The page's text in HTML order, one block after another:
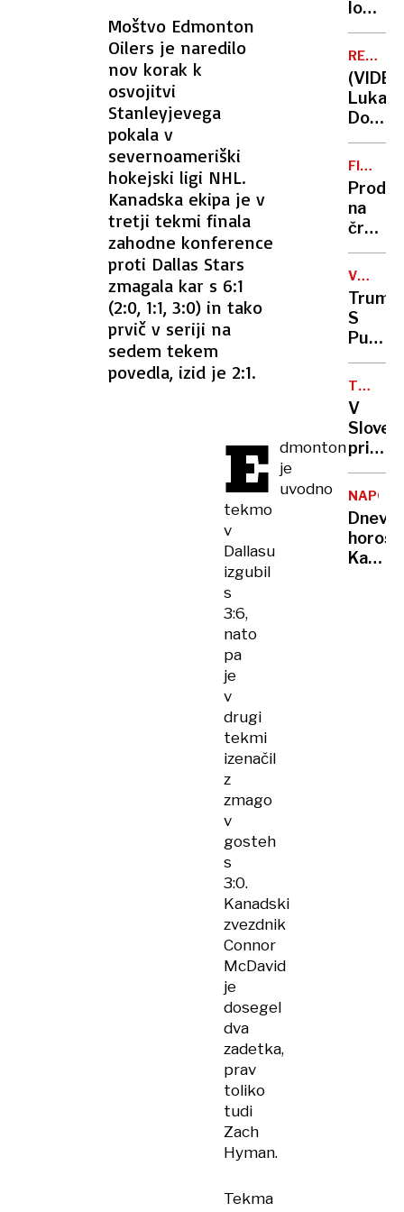
Moštvo Edmonton
Oilers je naredilo
nov korak k
osvojitvi
Stanleyjevega
pokala v
severnoameriški
hokejski ligi NHL.
Kanadska ekipa je v
tretji tekmi finala
zahodne konference
proti Dallas Stars
zmagala kar s 6:1
(2:0, 1:1, 3:0) in tako
prvič v seriji na
sedem tekem
povedla, izid je 2:1.
E dmonton
je
uvodno
tekmo
v
Dallasu
izgubil
s
3:6,
nato
pa
je
v
drugi
tekmi
izenačil
z
zmago
v
gosteh
s
3:0.
Kanadski
zvezdnik
Connor
McDavid
je
dosegel
dva
zadetka,
prav
toliko
tudi
Zach
Hyman.
Tekma
vredno
lokala
naj
bi
500
evrov
na
teden
in
REAL
MADRID
Luka
Dončić
prišel
na
tekmo
in
požel
stoječi
aplavz
na
črno:
tudi
prek
spleta
VOJNA
V
Trump:
S
sem
imel
dobre
a
postal
je
nor!
TUJE
V
tuje
Kam
bo
šel
Dnevni
Kaj